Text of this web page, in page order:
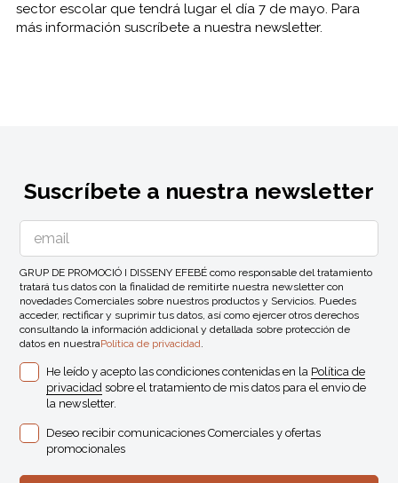
sector escolar que tendrá lugar el día 7 de mayo. Para
más información suscríbete a nuestra newsletter.
Suscríbete a nuestra newsletter
GRUP DE PROMOCIÓ I DISSENY EFEBÉ como responsable del tratamiento
tratará tus datos con la finalidad de remitirte nuestra newsletter con
novedades Comerciales sobre nuestros productos y Servicios. Puedes
acceder, rectificar y suprimir tus datos, así como ejercer otros derechos
consultando la información addicional y detallada sobre protección de
datos en nuestraPolítica de privacidad.
He leído y acepto las condiciones contenidas en la Política de
privacidad sobre el tratamiento de mis datos para el envio de
la newsletter.
Deseo recibir comunicaciones Comerciales y ofertas
promocionales